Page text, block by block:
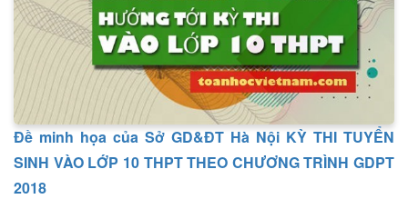
Đề minh họa của Sở GD&ĐT Hà Nội KỲ THI TUYỂN
SINH VÀO LỚP 10 THPT THEO CHƯƠNG TRÌNH GDPT
2018